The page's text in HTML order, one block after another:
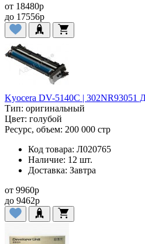
от 18480p
до 17556p
Kyocera DV-5140C | 302NR93051
Тип: оригинальный
Цвет: голубой
Ресурс, объем: 200 000 стр
Код товара: Л020765
Наличие: 12 шт.
Доставка: Завтра
от 9960p
до 9462p